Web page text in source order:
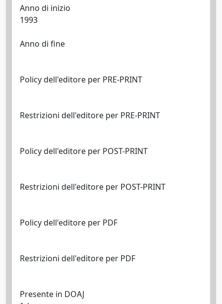
Anno di inizio
Anno di fine
Policy dell'editore per PRE-PRINT
Restrizioni dell'editore per PRE-PRINT
Policy dell'editore per POST-PRINT
Restrizioni dell'editore per POST-PRINT
Policy dell'editore per PDF
Restrizioni dell'editore per PDF
Presente in DOAJ